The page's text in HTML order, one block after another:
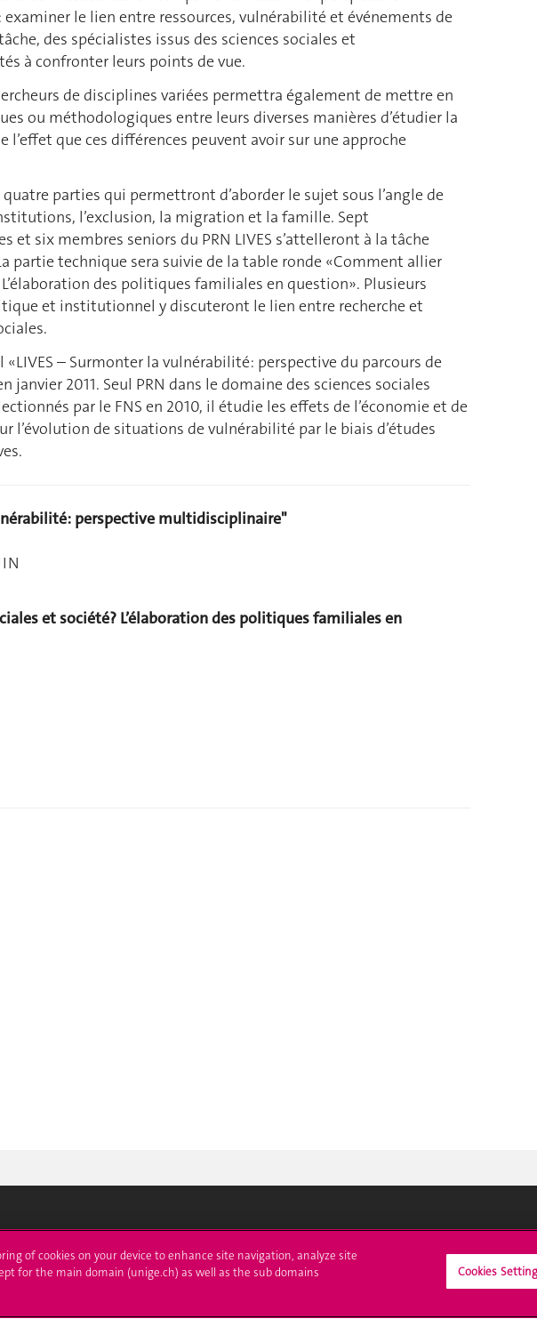
le lien entre ressources, vulnérabilité et événements de
des spécialistes issus des sciences sociales et
à confronter leurs points de vue.
de disciplines variées permettra également de mettre en
ou méthodologiques entre leurs diverses manières d’étudier la
que ces différences peuvent avoir sur une approche
parties qui permettront d’aborder le sujet sous l’angle de
l’exclusion, la migration et la famille. Sept
et six membres seniors du PRN LIVES s’attelleront à la tâche
partie technique sera suivie de la table ronde «Comment allier
des politiques familiales en question». Plusieurs
et institutionnel y discuteront le lien entre recherche et
«LIVES – Surmonter la vulnérabilité: perspective du parcours de
janvier 2011. Seul PRN dans le domaine des sciences sociales
par le FNS en 2010, il étudie les effets de l’économie et de
l’évolution de situations de vulnérabilité par le biais d’études
perspective multidisciplinaire"
et société? L’élaboration des politiques familiales en
Immatriculations
of cookies on your device to enhance site navigation, analyze site
for the main domain (unige.ch) as well as the sub domains
Cookies